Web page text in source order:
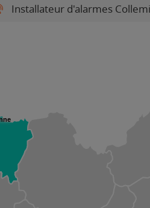
Installateur d'alarmes